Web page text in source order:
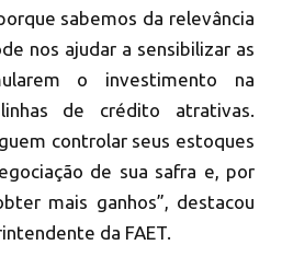
sabemos da relevância
nos ajudar a sensibilizar as
o investimento na
de crédito atrativas.
controlar seus estoques
de sua safra e, por
mais ganhos”, destacou
da FAET.